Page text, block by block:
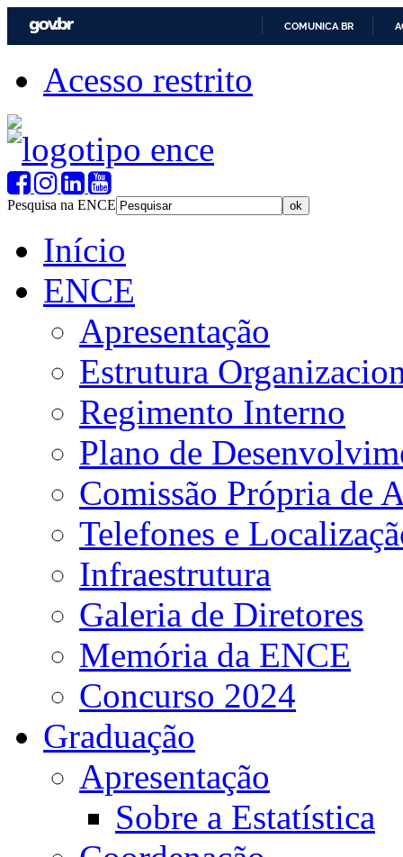
COMUNICA BR
Acesso restrito
Pesquisa na ENCE
Início
ENCE
Apresentação
Estrutura
Regimento Interno
Plano de
Comissão Própria de
Telefones e
Infraestrutura
Galeria de Diretores
Memória da ENCE
Concurso 2024
Graduação
Apresentação
Sobre a Estatística